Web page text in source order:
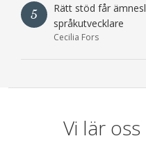
5
Rätt stöd får
språkutvecklare
Cecilia Fors
Vi lär